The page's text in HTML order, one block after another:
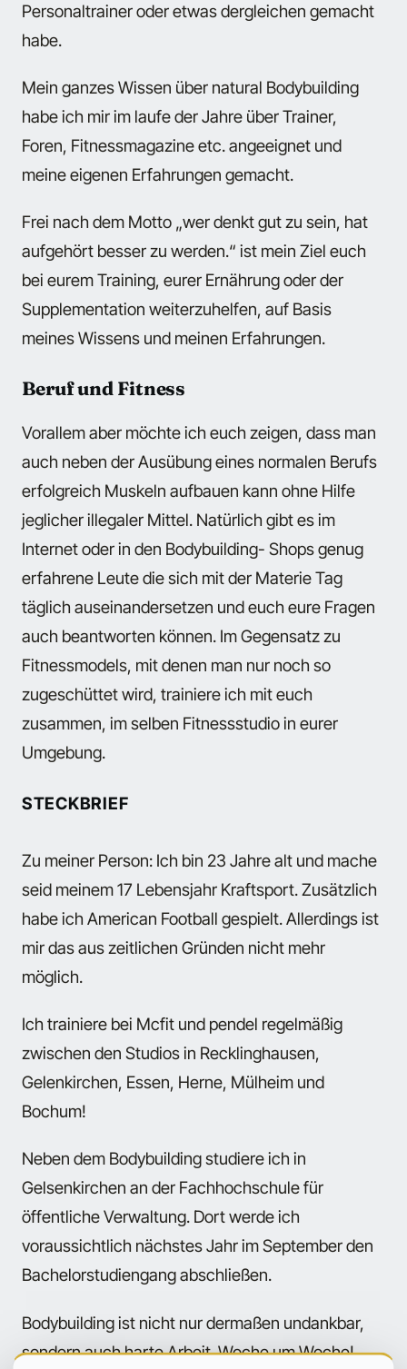
Personaltrainer oder etwas dergleichen gemacht
habe.
Mein ganzes Wissen über natural Bodybuilding
habe ich mir im laufe der Jahre über Trainer,
Foren, Fitnessmagazine etc. angeeignet und
meine eigenen Erfahrungen gemacht.
Frei nach dem Motto „wer denkt gut zu sein, hat
aufgehört besser zu werden.“ ist mein Ziel euch
bei eurem Training, eurer Ernährung oder der
Supplementation weiterzuhelfen, auf Basis
meines Wissens und meinen Erfahrungen.
Beruf und Fitness
Vorallem aber möchte ich euch zeigen, dass man
auch neben der Ausübung eines normalen Berufs
erfolgreich Muskeln aufbauen kann ohne Hilfe
jeglicher illegaler Mittel. Natürlich gibt es im
Internet oder in den Bodybuilding- Shops genug
erfahrene Leute die sich mit der Materie Tag
täglich auseinandersetzen und euch eure Fragen
auch beantworten können. Im Gegensatz zu
Fitnessmodels, mit denen man nur noch so
zugeschüttet wird, trainiere ich mit euch
zusammen, im selben Fitnessstudio in eurer
Umgebung.
STECKBRIEF
Zu meiner Person: Ich bin 23 Jahre alt und mache
seid meinem 17 Lebensjahr Kraftsport. Zusätzlich
habe ich American Football gespielt. Allerdings ist
mir das aus zeitlichen Gründen nicht mehr
möglich.
Ich trainiere bei Mcfit und pendel regelmäßig
zwischen den Studios in Recklinghausen,
Gelenkirchen, Essen, Herne, Mülheim und
Bochum!
Neben dem Bodybuilding studiere ich in
Gelsenkirchen an der Fachhochschule für
öffentliche Verwaltung. Dort werde ich
voraussichtlich nächstes Jahr im September den
Bachelorstudiengang abschließen.
Bodybuilding ist nicht nur dermaßen undankbar,
sondern auch harte Arbeit. Woche um Woche!